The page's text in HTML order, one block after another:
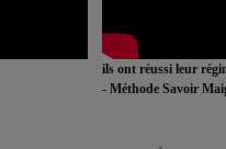
ils ont réussi leur
- Méthode Savoir